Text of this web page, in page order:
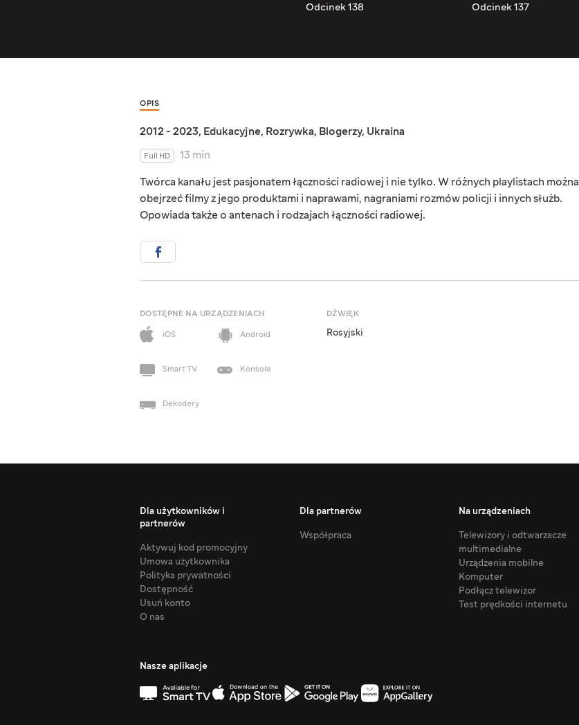
Odcinek 138 Odcinek 137
OPIS
2012 - 2023, Edukacyjne, Rozrywka, Blogerzy, Ukraina
Full HD
13 min
Twórca kanału jest pasjonatem łączności radiowej i nie tylko. W różnych playlistach można
obejrzeć filmy z jego produktami i naprawami, nagraniami rozmów policji i innych służb.
Opowiada także o antenach i rodzajach łączności radiowej.
DOSTĘPNE NA URZĄDZENIACH
iOS
Android
Smart TV Konsole
Dekodery
DŹWIĘK
Rosyjski
Dla użytkowników i
partnerów
Aktywuj kod promocyjny
Umowa użytkownika
Polityka prywatności
Dostępność
Usuń konto
O nas
Dla partnerów
Współpraca
Na urządzeniach
Telewizory i odtwarzacze
multimedialne
Urządzenia mobilne
Komputer
Podłącz telewizor
Test prędkości internetu
Nasze aplikacje